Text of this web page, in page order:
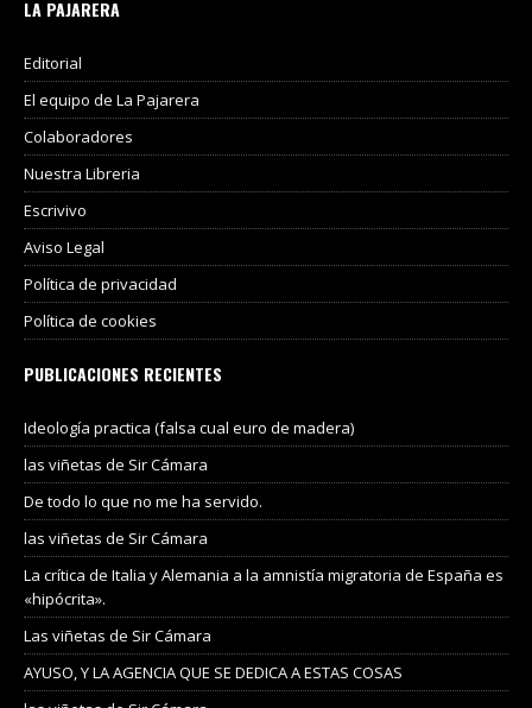
LA PAJARERA
Editorial
El equipo de La Pajarera
Colaboradores
Nuestra Libreria
Escrivivo
Aviso Legal
Política de privacidad
Política de cookies
PUBLICACIONES RECIENTES
Ideología practica (falsa cual euro de madera)
las viñetas de Sir Cámara
De todo lo que no me ha servido.
las viñetas de Sir Cámara
La crítica de Italia y Alemania a la amnistía migratoria de España es
«hipócrita».
Las viñetas de Sir Cámara
AYUSO, Y LA AGENCIA QUE SE DEDICA A ESTAS COSAS